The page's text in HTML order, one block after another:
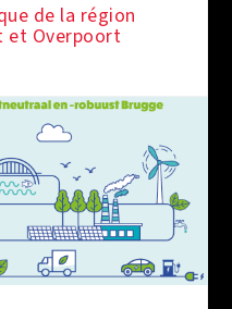
de la région
et Overpoort